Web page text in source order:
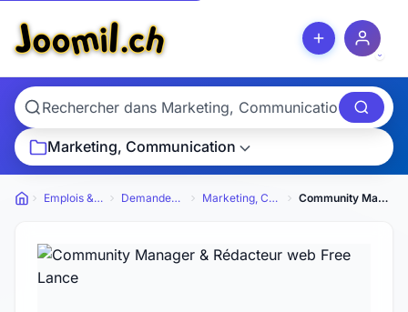
Marketing, Communication
Petites annonces
Emplois & Services Demandes d'emploi Marketing, Communication Community Manager & Rédacteur web Free Lance